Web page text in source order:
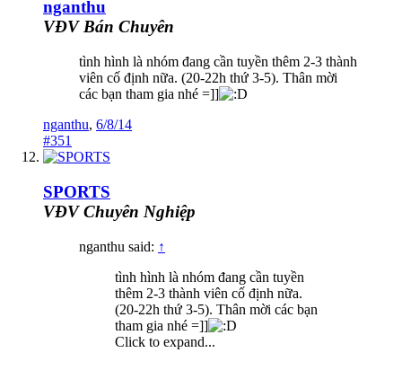
nganthu
VĐV Bán Chuyên
tình hình là nhóm đang cần tuyền thêm 2-3 thành
viên cố định nữa. (20-22h thứ 3-5). Thân mời
các bạn tham gia nhé =]]
nganthu, 6/8/14
#351
SPORTS
VĐV Chuyên Nghiệp
nganthu said: ↑
tình hình là nhóm đang cần tuyền
thêm 2-3 thành viên cố định nữa.
(20-22h thứ 3-5). Thân mời các bạn
tham gia nhé =]]
Click to expand...